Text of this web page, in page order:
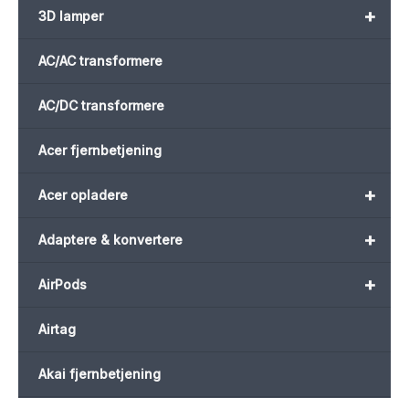
+
3D lamper
AC/AC transformere
AC/DC transformere
Acer fjernbetjening
+
Acer opladere
+
Adaptere & konvertere
+
AirPods
Airtag
Akai fjernbetjening